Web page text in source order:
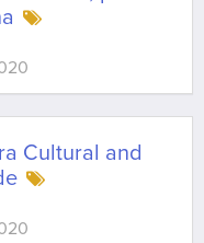
Cultural and